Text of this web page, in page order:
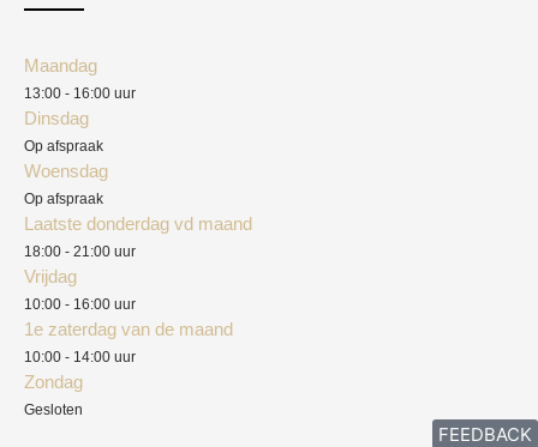
Maandag
13:00 - 16:00 uur
Dinsdag
Op afspraak
Woensdag
Op afspraak
Laatste donderdag vd maand
18:00 - 21:00 uur
Vrijdag
10:00 - 16:00 uur
1e zaterdag van de maand
10:00 - 14:00 uur
Zondag
Gesloten
FEEDBACK